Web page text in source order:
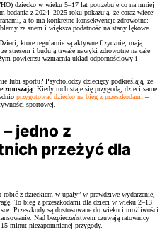
dziecko w wieku 5–17 lat potrzebuje co najmniej
z 2024–2025 roku pokazują, że coraz więcej
a to ma konkretne konsekwencje zdrowotne:
ze snem i większa podatność na stany lękowe.
które regularnie są aktywne fizycznie, mają
stresem i budują trwałe nawyki zdrowotne na całe
powietrzu wzmacnia układ odpornościowy i
lubi sportu? Psycholodzy dziecięcy podkreślają, że
zmuszają. Kiedy ruch staje się przygodą, dzieci same
przygotować dziecko na bieg z przeszkodami –
sportowej.
jedno z
przeżyć dla
z dzieckiem w upały” w prawdziwe wydarzenie,
To bieg z przeszkodami dla dzieci w wieku 2–13
Przeszkody są dostosowane do wieku i możliwości
Nad bezpieczeństwem czuwają ratownicy
minut niezapomnianej przygody.